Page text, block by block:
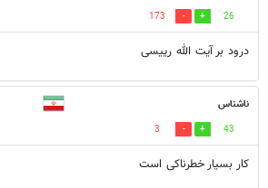
26
173
درود بر آیت الله رییسی
ناشناس
43
3
کار بسیار خطرناکی است